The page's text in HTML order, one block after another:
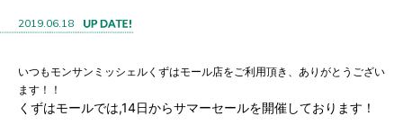
2019.06.18
いつもモンサンミッシェルくずはモール店をご利用頂き、ありがとうござい
ます！！
くずはモールでは,14日からサマーセールを開催しております！